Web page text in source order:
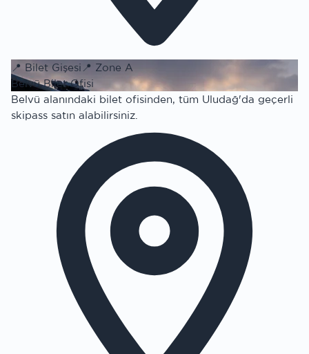
📍 Bilet Gişesi 📍 Zone A
Belvü Bilet Ofisi
Belvü alanındaki bilet ofisinden, tüm Uludağ'da geçerli
skipass satın alabilirsiniz.